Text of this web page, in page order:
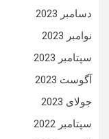
دسامبر 2023
نوامبر 2023
سپتامبر 2023
آگوست 2023
جولای 2023
سپتامبر 2022